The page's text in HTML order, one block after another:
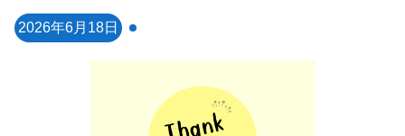
2026年6月18日